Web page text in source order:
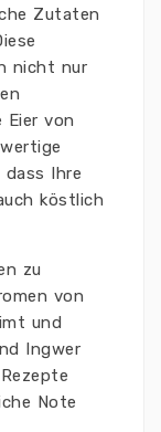
Zutaten
nicht nur
Eier von
dass Ihre
köstlich
zu
von
und
Ingwer
Note